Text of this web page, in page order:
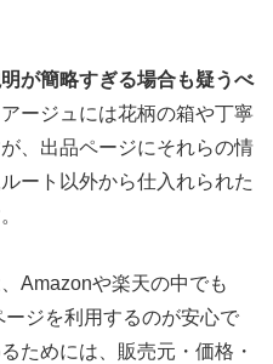
が簡略すぎる場合も疑うべ
ージュには花柄の箱や丁寧
、出品ページにそれらの情
ート以外から仕入れられた
Amazonや楽天の中でも
ージを利用するのが安心で
ためには、販売元・価格・